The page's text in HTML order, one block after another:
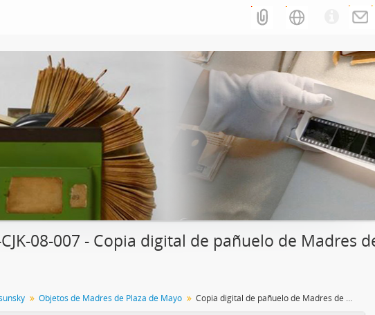
08-007 - Copia digital de pañuelo de Madres
Objetos de Madres de Plaza de Mayo Copia digital de pañuelo de Madres de Plaza de Mayo Bahía Blanca